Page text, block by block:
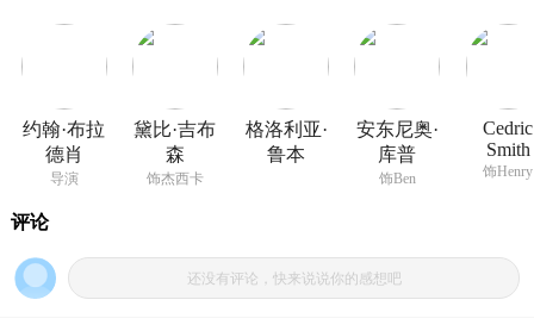
导走了，希望她可以来指导演唱，她答应了无回
报的在唱诗班指导，但遭到了格洛丽亚的怀疑。
约翰·布拉
德肖
导演
黛比·吉布
森
饰杰西卡
格洛利亚·
鲁本
安东尼奥·
库普
饰Ben
Cedric
Smith
饰Henry